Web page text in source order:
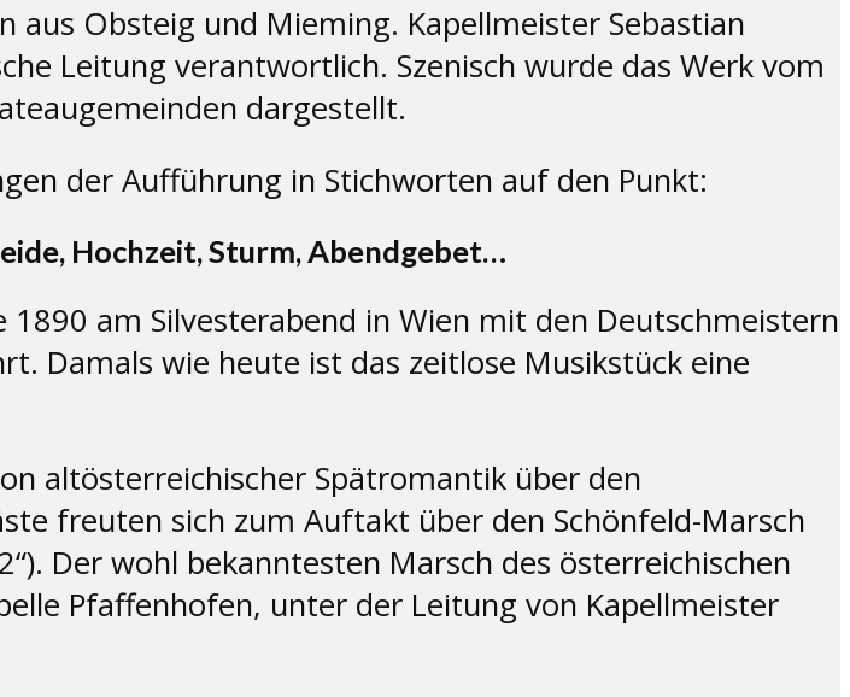
Obsteig und Mieming. Kapellmeister Sebastian
Leitung verantwortlich. Szenisch wurde das Werk vom
dargestellt.
der Aufführung in Stichworten auf den Punkt:
Hochzeit, Sturm, Abendgebet…
1890 am Silvesterabend in Wien mit den Deutschmeistern
Damals wie heute ist das zeitlose Musikstück eine
altösterreichischer Spätromantik über den
freuten sich zum Auftakt über den Schönfeld-Marsch
Der wohl bekanntesten Marsch des österreichischen
Pfaffenhofen, unter der Leitung von Kapellmeister